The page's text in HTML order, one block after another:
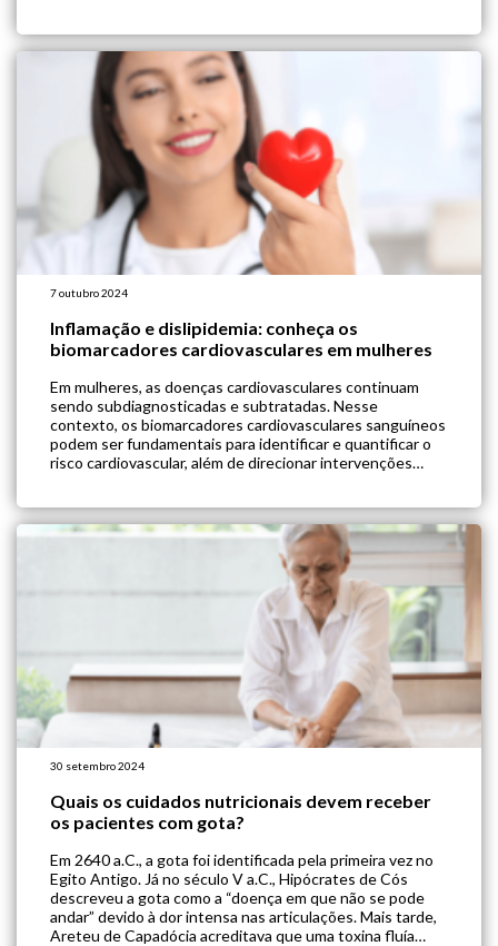
7 outubro 2024
Inflamação e dislipidemia: conheça os
biomarcadores cardiovasculares em mulheres
Em mulheres, as doenças cardiovasculares continuam
sendo subdiagnosticadas e subtratadas. Nesse
contexto, os biomarcadores cardiovasculares sanguíneos
podem ser fundamentais para identificar e quantificar o
risco cardiovascular, além de direcionar intervenções
inflamação e diminuição de eventos cardiovasculares. Por
isso, marcadores sanguíneos que […]
30 setembro 2024
Quais os cuidados nutricionais devem receber
os pacientes com gota?
Em 2640 a.C., a gota foi identificada pela primeira vez no
Egito Antigo. Já no século V a.C., Hipócrates de Cós
descreveu a gota como a “doença em que não se pode
andar” devido à dor intensa nas articulações. Mais tarde,
Areteu de Capadócia acreditava que uma toxina fluía